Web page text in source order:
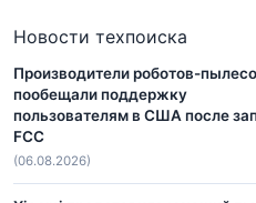
Новости техпоиска
Производители роботов-
пообещали поддержку
пользователям в США после
FCC
(06.08.2026)